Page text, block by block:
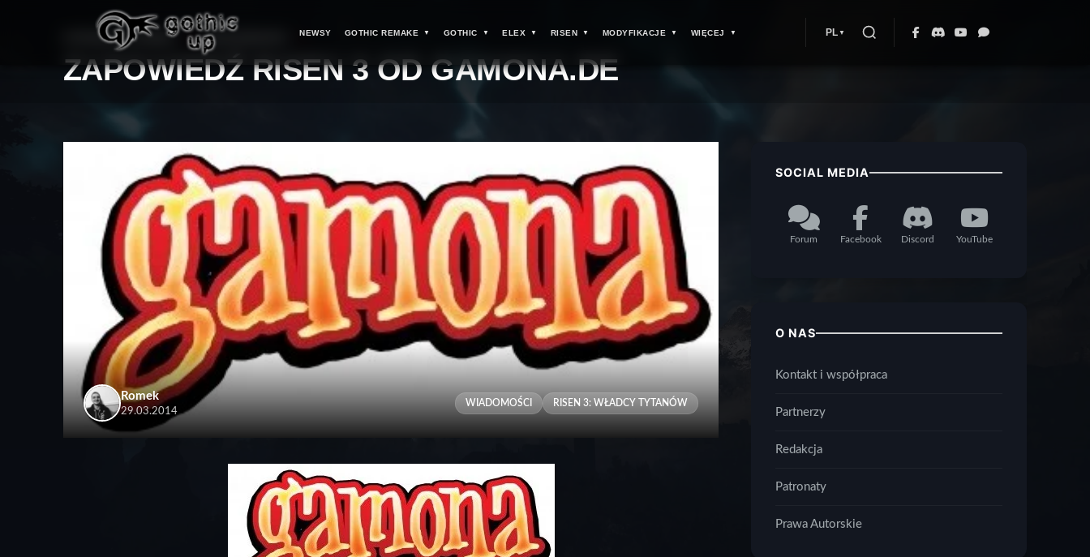
NEWSY GOTHIC REMAKE GOTHIC ELEX RISEN MODYFIKACJE WIĘCEJ PL
STRONA GŁÓWNA > WIADOMOŚCI >
ZAPOWIEDŹ RISEN 3 OD GAMONA.DE
Romek
29.03.2014
WIADOMOŚCI RISEN 3: WŁADCY TYTANÓW
SOCIAL MEDIA
Forum Facebook Discord YouTube
O NAS
Kontakt i współpraca
Partnerzy
Redakcja
Patronaty
Prawa Autorskie